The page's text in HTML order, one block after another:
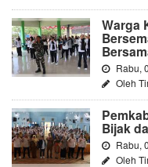
Warga
Rabu,
Oleh
Bijak
Rabu,
Oleh